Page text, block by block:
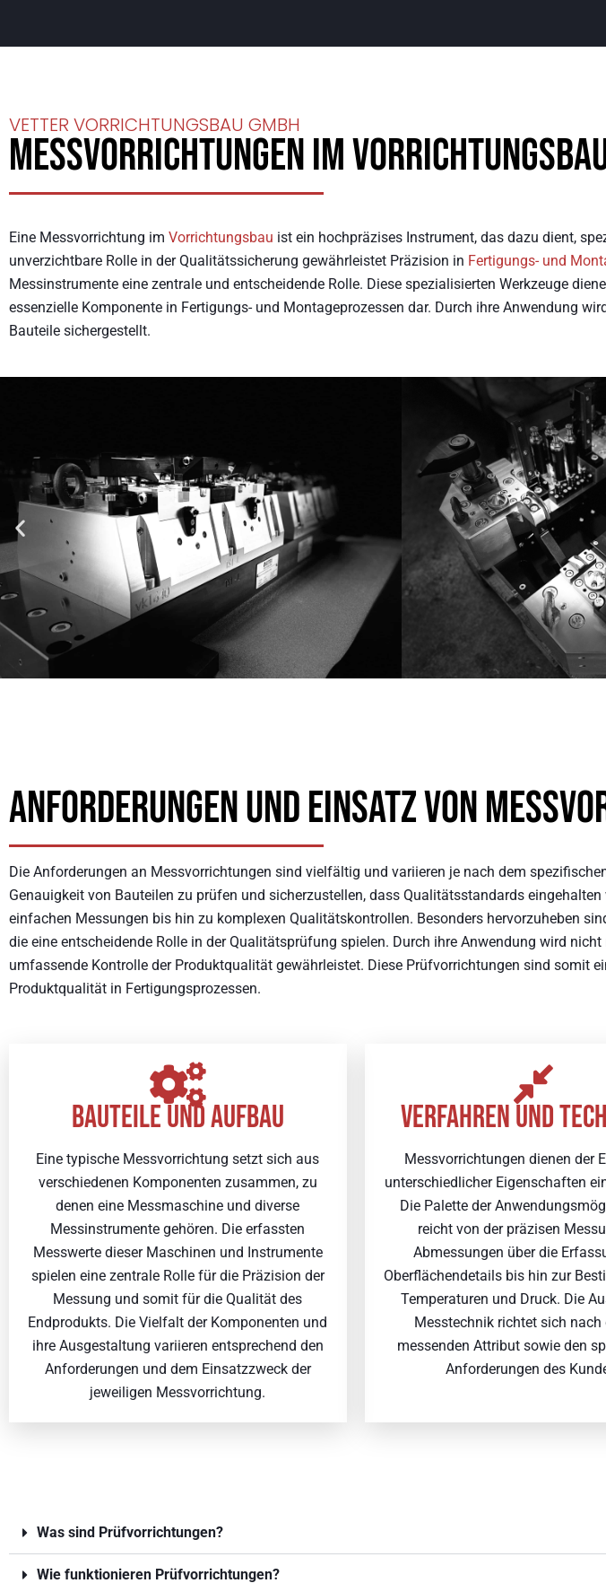
VETTER VORRICHTUNGSBAU GMBH
Messvorrichtungen im
Eine Messvorrichtung im Vorrichtungsbau ist ein hochpräzises Instrument, das dazu dient,
unverzichtbare Rolle in der Qualitätssicherung gewährleistet Präzision in Fertigungs- und
Messinstrumente eine zentrale und entscheidende Rolle. Diese spezialisierten Werkzeuge
essenzielle Komponente in Fertigungs- und Montageprozessen dar. Durch ihre Anwendung
Bauteile sichergestellt.
Anforderungen und Einsatz von
Die Anforderungen an Messvorrichtungen sind vielfältig und variieren je nach dem
Genauigkeit von Bauteilen zu prüfen und sicherzustellen, dass Qualitätsstandards
einfachen Messungen bis hin zu komplexen Qualitätskontrollen. Besonders hervorzuheben
die eine entscheidende Rolle in der Qualitätsprüfung spielen. Durch ihre Anwendung wird
umfassende Kontrolle der Produktqualität gewährleistet. Diese Prüfvorrichtungen sind somit
Produktqualität in Fertigungsprozessen.
BAUTEILE UND AUFBAU
Eine typische Messvorrichtung setzt sich aus
verschiedenen Komponenten zusammen, zu
denen eine Messmaschine und diverse
Messinstrumente gehören. Die erfassten
Messwerte dieser Maschinen und Instrumente
spielen eine zentrale Rolle für die Präzision der
Messung und somit für die Qualität des
Endprodukts. Die Vielfalt der Komponenten und
ihre Ausgestaltung variieren entsprechend den
Anforderungen und dem Einsatzzweck der
jeweiligen Messvorrichtung.
VERFAHREN UND
Messvorrichtungen dienen der
unterschiedlicher Eigenschaften
Die Palette der
reicht von der präzisen
Abmessungen über die
Oberflächendetails bis hin zur
Temperaturen und Druck. Die
Messtechnik richtet sich nach
messenden Attribut sowie den
Anforderungen des
Was sind Prüfvorrichtungen?
Wie funktionieren Prüfvorrichtungen?